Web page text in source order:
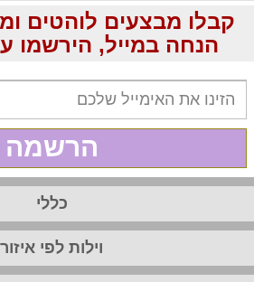
הנחה במייל, הירשמו
הרשמה
כללי
וילות לפי איזור